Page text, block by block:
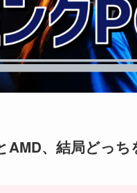
AMD、結局どっち